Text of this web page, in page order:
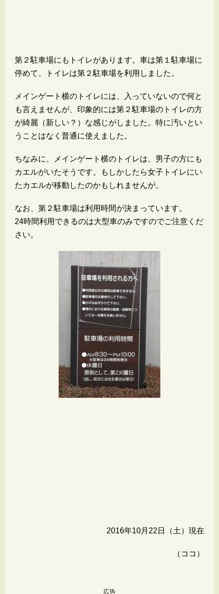
第２駐車場にもトイレがあります。車は第１駐車場に
停めて、トイレは第２駐車場を利用しました。
メインゲート横のトイレには、入っていないので何と
も言えませんが、印象的には第２駐車場のトイレの方
が綺麗（新しい？）な感じがしました。特に汚いとい
うことはなく普通に使えました。
ちなみに、メインゲート横のトイレは、男子の方にも
カエルがいたそうです。もしかしたら女子トイレにい
たカエルが移動したのかもしれませんが。
なお、第２駐車場は利用時間が決まっています。
24時間利用できるのは大型車のみですのでご注意くだ
さい。
2016年10月22日（土）現在
（ココ）
広告